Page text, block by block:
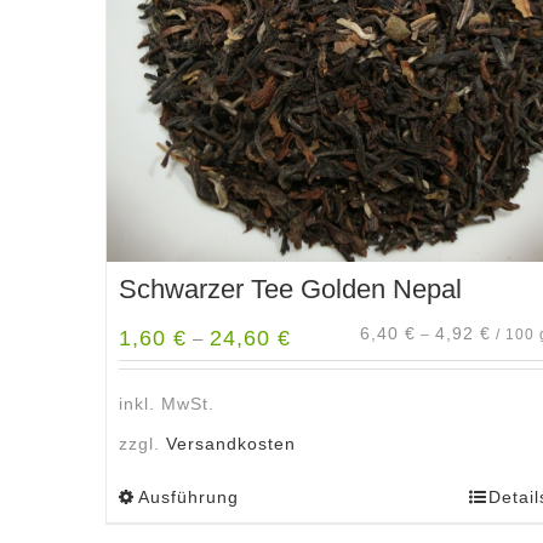
Schwarzer Tee Golden Nepal
1,60 € – 24,60 € 6,40 € – 4,92 € / 100
inkl. MwSt.
zzgl. Versandkosten
Ausführung